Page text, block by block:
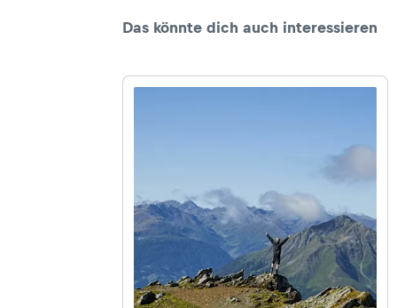
Das könnte dich auch interessieren